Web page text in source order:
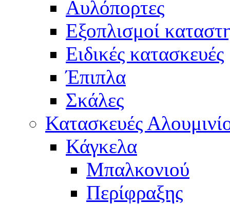
Αυλόπορτες
Εξοπλισμοί
Ειδικές κατασκευές
Έπιπλα
Σκάλες
Κατασκευές
Κάγκελα
Μπαλκονιού
Περίφραξης